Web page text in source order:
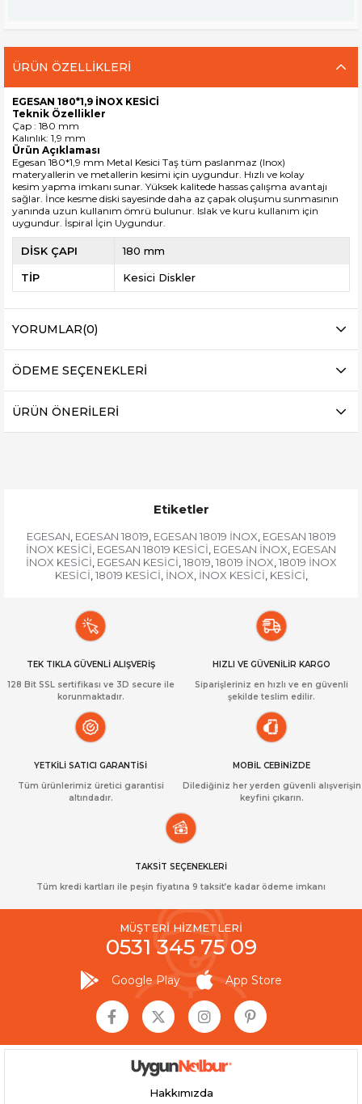
ÜRÜN ÖZELLIKLERI
EGESAN 180*1,9 İNOX KESİCİ
Teknik Özellikler
Çap : 180 mm
Kalınlık: 1,9 mm
Ürün Açıklaması
Egesan 180*1,9 mm Metal Kesici Taş tüm paslanmaz (Inox)
materyallerin ve metallerin kesimi için uygundur. Hızlı ve kolay
kesim yapma imkanı sunar. Yüksek kalitede hassas çalışma avantajı
sağlar. İnce kesme diski sayesinde daha az çapak oluşumu sunmasının
yanında uzun kullanım ömrü bulunur. Islak ve kuru kullanım için
uygundur. İspiral İçin Uygundur.
DİSK ÇAPI 180 mm
TİP Kesici Diskler
YORUMLAR(0)
ÖDEME SEÇENEKLERI
ÜRÜN ÖNERILERI
Etiketler
EGESAN EGESAN 18019 EGESAN 18019 İNOX EGESAN 18019
İNOX KESİCİ EGESAN 18019 KESİCİ EGESAN İNOX EGESAN
İNOX KESİCİ EGESAN KESİCİ 18019 18019 İNOX 18019 İNOX
KESİCİ 18019 KESİCİ İNOX İNOX KESİCİ KESİCİ
TEK TIKLA GÜVENLİ ALIŞVERİŞ
128 Bit SSL sertifikası ve 3D secure ile
korunmaktadır.
HIZLI VE GÜVENİLİR KARGO
Siparişleriniz en hızlı ve en güvenli
şekilde teslim edilir.
YETKİLİ SATICI GARANTİSİ
Tüm ürünlerimiz üretici garantisi
altındadır.
MOBİL CEBİNİZDE
Dilediğiniz her yerden güvenli alışverişin
keyfini çıkarın.
TAKSİT SEÇENEKLERİ
Tüm kredi kartları ile peşin fiyatına 9 taksit’e kadar ödeme imkanı
MÜŞTERİ HİZMETLERİ
0531 345 75 09
Google Play App Store
Hakkımızda